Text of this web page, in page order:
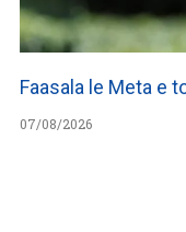
Faasala le Meta e
07/08/2026